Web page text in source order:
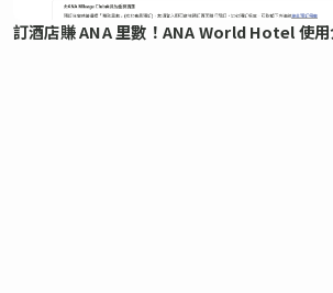
訂酒店賺 ANA 里數！ANA World Hotel 使